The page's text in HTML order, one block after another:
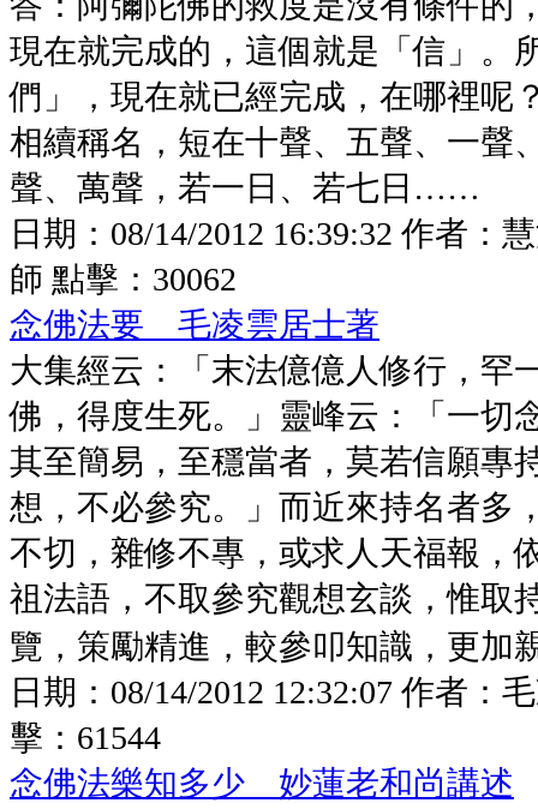
現在就完成的，這個就是「信」。
們」，現在就已經完成，在哪裡呢
相續稱名，短在十聲、五聲、一聲
聲、萬聲，若一日、若七日……
日期： 08/14/2012 16:39:32 作者：
師 點擊： 30062
念佛法要 毛凌雲居士著
大集經云：「末法億億人修行，罕
佛，得度生死。」靈峰云：「一切
其至簡易，至穩當者，莫若信願專
想，不必參究。」而近來持名者多
不切，雜修不專，或求人天福報，
祖法語，不取參究觀想玄談，惟取
覽，策勵精進，較參叩知識，更加親
日期： 08/14/2012 12:32:07 作者：
擊： 61544
念佛法樂知多少 妙蓮老和尚講述